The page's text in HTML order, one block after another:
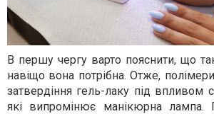
В першу чергу варто пояснити, що
навіщо вона потрібна. Отже,
затвердіння гель-лаку під впливом
які випромінює манікюрна